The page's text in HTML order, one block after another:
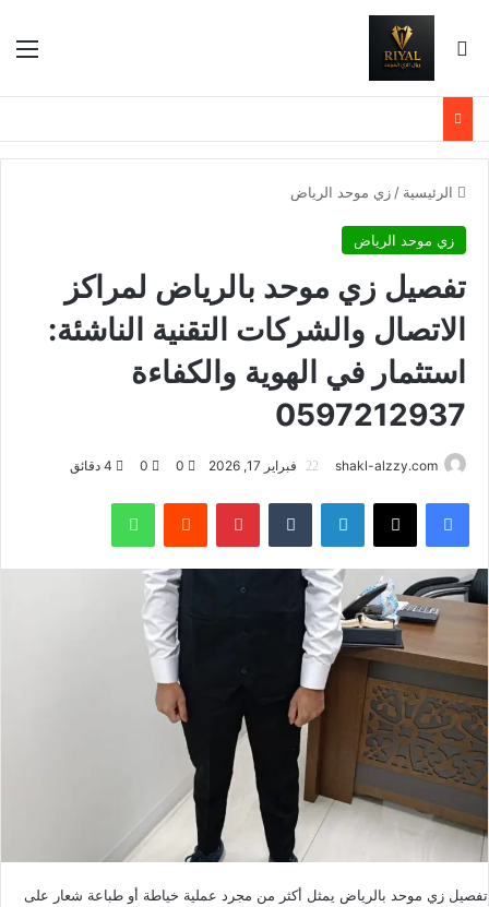
بحث عن
الرئيسية / زي موحد الرياض
زي موحد الرياض
تفصيل زي موحد بالرياض لمراكز
الاتصال والشركات التقنية الناشئة:
استثمار في الهوية والكفاءة
0597212937
shakl-alzzy.com فبراير 17, 2026 0
0
فيسبوك X لينكدإن بينتيريست واتساب
تفصيل زي موحد بالرياض يمثل أكثر من مجرد عملية خياطة أو طباعة شعار على